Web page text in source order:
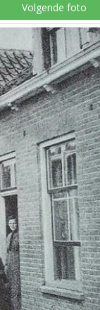
Volgende foto